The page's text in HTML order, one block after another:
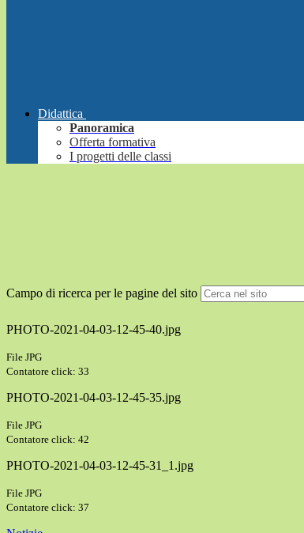
Didattica
Panoramica
Offerta formativa
I progetti delle classi
Campo di ricerca per le pagine del sito
PHOTO-2021-04-03-12-45-40.jpg
File JPG
Contatore click: 33
PHOTO-2021-04-03-12-45-35.jpg
File JPG
Contatore click: 42
PHOTO-2021-04-03-12-45-31_1.jpg
File JPG
Contatore click: 37